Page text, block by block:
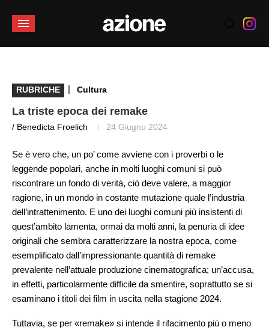
RUBRICHE | Cultura
La triste epoca dei remake
/ Benedicta Froelich 24 Giugno 2024
Se è vero che, un po’ come avviene con i proverbi o le
leggende popolari, anche in molti luoghi comuni si può
riscontrare un fondo di verità, ciò deve valere, a maggior
ragione, in un mondo in costante mutazione quale l’industria
dell’intrattenimento. E uno dei luoghi comuni più insistenti di
quest’ambito lamenta, ormai da molti anni, la penuria di idee
originali che sembra caratterizzare la nostra epoca, come
esemplificato dall’impressionante quantità di remake
prevalente nell’attuale produzione cinematografica; un’accusa,
in effetti, particolarmente difficile da smentire, soprattutto se si
esaminano i titoli dei film in uscita nella stagione 2024.
Tuttavia, se per «remake» si intende il rifacimento più o meno